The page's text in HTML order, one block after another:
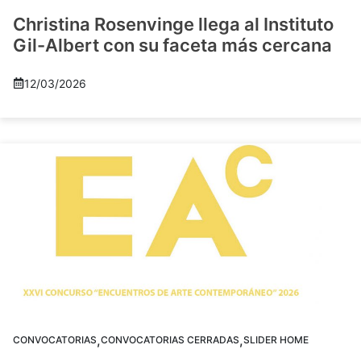
Christina Rosenvinge llega al Instituto
Gil-Albert con su faceta más cercana
12/03/2026
CONVOCATORIAS,CONVOCATORIAS CERRADAS,SLIDER HOME